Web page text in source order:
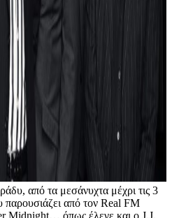
από τα μεσάνυχτα μέχρι τις 3
από τον Real FM